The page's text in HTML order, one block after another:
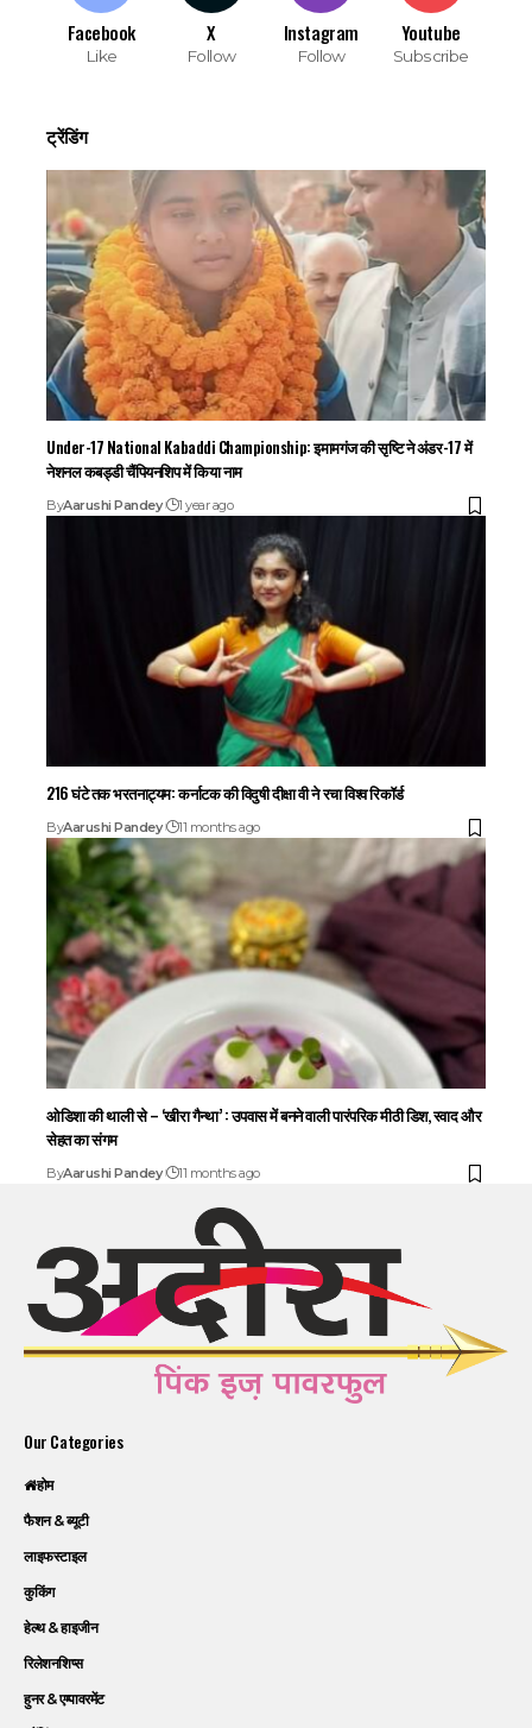
Facebook
Like
X
Follow
Instagram
Follow
Youtube
Subscribe
ट्रेंडिंग
Under-17 National Kabaddi Championship: इमामगंज की सृष्टि ने अंडर-17 में
नेशनल कबड्डी चैंपियनशिप में किया नाम
ByAarushi Pandey 1 year ago
216 घंटे तक भरतनाट्यम: कर्नाटक की विदुषी दीक्षा वी ने रचा विश्व रिकॉर्ड
ByAarushi Pandey 11 months ago
ओडिशा की थाली से – ‘खीरा गैन्था’ : उपवास में बनने वाली पारंपरिक मीठी डिश, स्वाद और
सेहत का संगम
ByAarushi Pandey 11 months ago
Our Categories
होम
फैशन & ब्यूटी
लाइफस्टाइल
कुकिंग
हेल्थ & हाइजीन
रिलेशनशिप्स
हुनर & एम्पावरमेंट